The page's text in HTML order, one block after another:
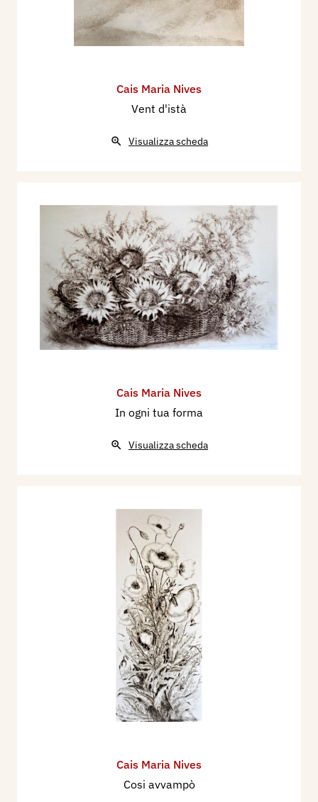
Cais Maria Nives
Vent d'istà
Visualizza scheda
Cais Maria Nives
In ogni tua forma
Visualizza scheda
Cais Maria Nives
Cosi avvampò